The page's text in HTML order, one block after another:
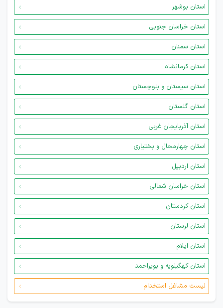
استان بوشهر
استان خراسان جنوبی
استان سمنان
استان کرمانشاه
استان سیستان و بلوچستان
استان گلستان
استان آذربایجان غربی
استان چهارمحال و بختیاری
استان اردبیل
استان خراسان شمالی
استان کردستان
استان لرستان
استان ایلام
استان کهگیلویه و بویراحمد
لیست مشاغل استخدام